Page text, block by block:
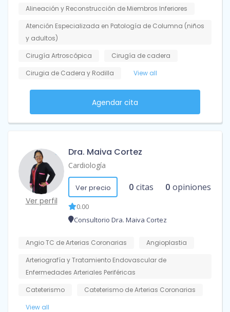
Alineación y Reconstrucción de Miembros Inferiores
Atención Especializada en Patología de Columna (niños
y adultos)
Cirugía Artroscópica
Cirugía de cadera
Cirugia de Cadera y Rodilla
View all
Agendar cita
Ver perfil
Dra. Maiva Cortez
Cardiología
Ver precio 0 citas 0 opiniones
0.00
Consultorio Dra. Maiva Cortez
Angio TC de Arterias Coronarias
Angioplastia
Arteriografía y Tratamiento Endovascular de
Enfermedades Arteriales Periféricas
Cateterismo
Cateterismo de Arterias Coronarias
View all